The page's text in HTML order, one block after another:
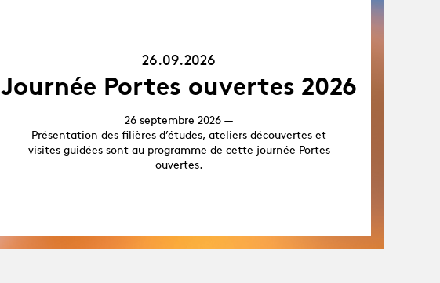
26.09.2026
Journée Portes ouvertes 2026
26 septembre 2026 —
Présentation des filières d’études, ateliers découvertes et
visites guidées sont au programme de cette journée Portes
ouvertes.